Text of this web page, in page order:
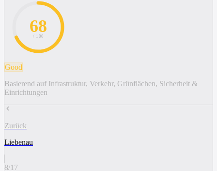
68
/ 100
Good
Basierend auf Infrastruktur, Verkehr, Grünflächen, Sicherheit &
Einrichtungen
Zurück
Liebenau
8/17